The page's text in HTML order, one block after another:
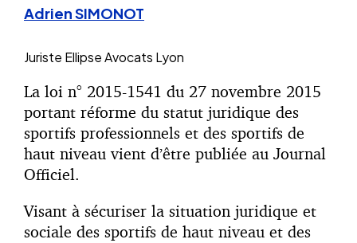
Adrien SIMONOT
Juriste Ellipse Avocats Lyon
La loi n° 2015-1541 du 27 novembre 2015
portant réforme du statut juridique des
sportifs professionnels et des sportifs de
haut niveau vient d’être publiée au Journal
Officiel.
Visant à sécuriser la situation juridique et
sociale des sportifs de haut niveau et des